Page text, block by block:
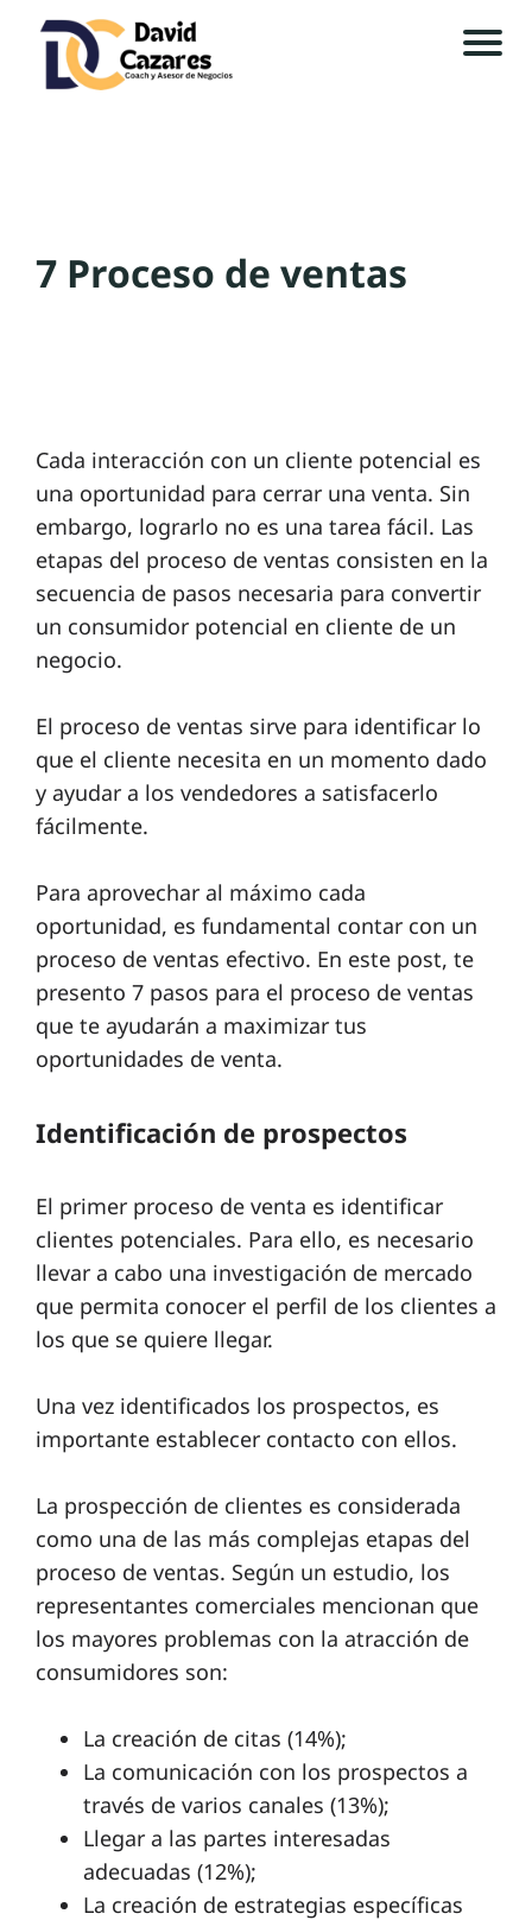
7 Proceso de ventas
Cada interacción con un cliente potencial es
una oportunidad para cerrar una venta. Sin
embargo, lograrlo no es una tarea fácil. Las
etapas del proceso de ventas consisten en la
secuencia de pasos necesaria para convertir
un consumidor potencial en cliente de un
negocio.
El proceso de ventas sirve para identificar lo
que el cliente necesita en un momento dado
y ayudar a los vendedores a satisfacerlo
fácilmente.
Para aprovechar al máximo cada
oportunidad, es fundamental contar con un
proceso de ventas efectivo. En este post, te
presento 7 pasos para el proceso de ventas
que te ayudarán a maximizar tus
oportunidades de venta.
Identificación de prospectos
El primer proceso de venta es identificar
clientes potenciales. Para ello, es necesario
llevar a cabo una investigación de mercado
que permita conocer el perfil de los clientes a
los que se quiere llegar.
Una vez identificados los prospectos, es
importante establecer contacto con ellos.
La prospección de clientes es considerada
como una de las más complejas etapas del
proceso de ventas. Según un estudio, los
representantes comerciales mencionan que
los mayores problemas con la atracción de
consumidores son:
La creación de citas (14%);
La comunicación con los prospectos a
través de varios canales (13%);
Llegar a las partes interesadas
adecuadas (12%);
La creación de estrategias específicas